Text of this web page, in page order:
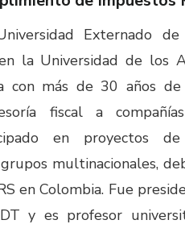
Externado de
la Universidad de los
con más de 30 años de
fiscal a
en proyectos
multinacionales,
en Colombia. Fue
y es profesor